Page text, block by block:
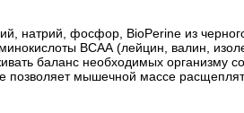
натрий, фосфор, BioPerine из
ВСАА (лейцин, валин,
баланс необходимых организму
позволяет мышечной массе